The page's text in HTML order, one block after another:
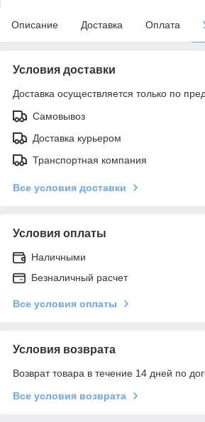
Описание Доставка Оплата
Условия доставки
Доставка осуществляется только по
Самовывоз
Доставка курьером
Транспортная компания
Все условия доставки
Условия оплаты
Наличными
Безналичный расчет
Все условия оплаты
Условия возврата
Возврат товара в течение 14 дней по
Все условия возврата